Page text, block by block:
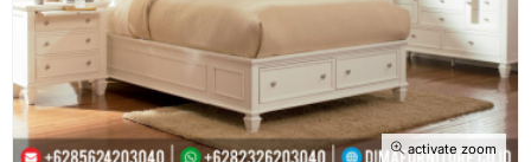
activate zoom